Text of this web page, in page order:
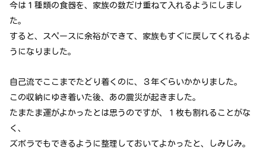
今は１種類の食器を、家族の数だけ重ねて入れるようにしまし
た。
すると、スペースに余裕ができて、家族もすぐに戻してくれるよ
うになりました。
自己流でここまでたどり着くのに、３年ぐらいかかりました。
この収納にゆき着いた後、あの震災が起きました。
たまたま運がよかったとは思うのですが、１枚も割れることがな
く、
ズボラでもできるように整理しておいてよかったと、しみじみ。